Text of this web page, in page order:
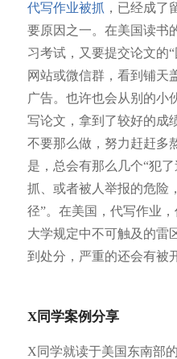
代写作业被抓 ，已经成了
要原因之一。在美国读书
习考试，又要提交论文的
网站或微信群，看到铺天
广告。也许也会从别的小
写论文，拿到了较好的成
不要那么做，努力赶赶多
是，总会有那么几个“犯
抓、或者被人举报的危险
径”。在美国，代写作业
大学规定中不可触及的雷
到处分，严重的还会有被
X同学案例分享
X同学就读于美国东南部